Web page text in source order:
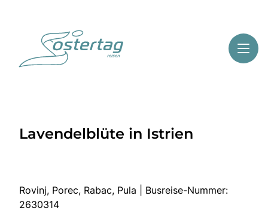
Highlights
Lavendelblüte in Istrien
Rovinj, Porec, Rabac, Pula | Busreise-Nummer:
2630314